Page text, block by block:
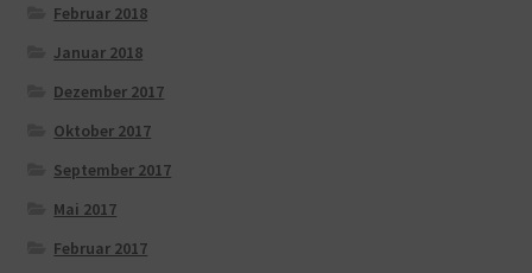
Februar 2018
Januar 2018
Dezember 2017
Oktober 2017
September 2017
Mai 2017
Februar 2017